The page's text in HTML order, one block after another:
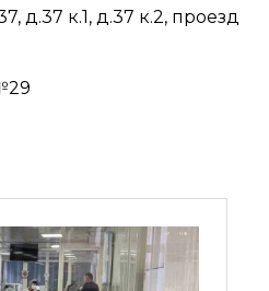
д.37 к.1, д.37 к.2, проезд